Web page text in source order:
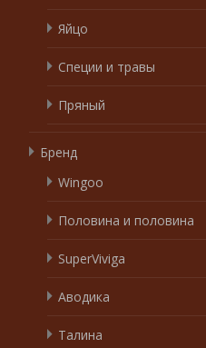
Яйцо
Специи и травы
Пряный
Бренд
Wingoo
Половина и половина
SuperViviga
Аводика
Талина